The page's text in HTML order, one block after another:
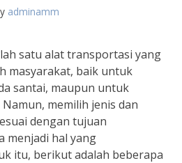
adminamm
satu alat transportasi yang
masyarakat, baik untuk
santai, maupun untuk
memilih jenis dan
dengan tujuan
menjadi hal yang
itu, berikut adalah beberapa